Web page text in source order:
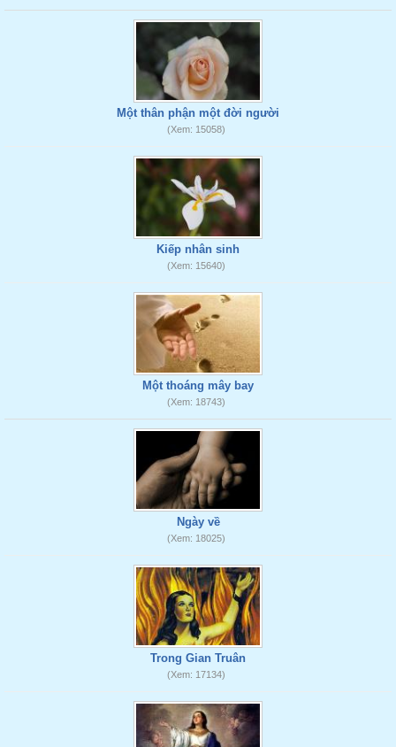
Một thân phận một đời người
(Xem: 15058)
Kiếp nhân sinh
(Xem: 15640)
Một thoáng mây bay
(Xem: 18743)
Ngày về
(Xem: 18025)
Trong Gian Truân
(Xem: 17134)